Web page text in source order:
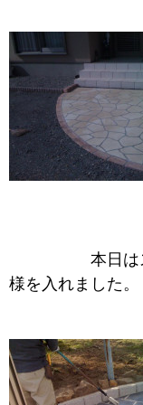
本日はステ
様を入れました。